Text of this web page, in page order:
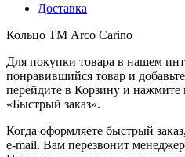
Доставка
Кольцо ТМ Arco Carino
Для покупки товара в нашем
понравившийся товар и
перейдите в Корзину и нажмите
«Быстрый заказ».
Когда оформляете быстрый
e-mail. Вам перезвонит